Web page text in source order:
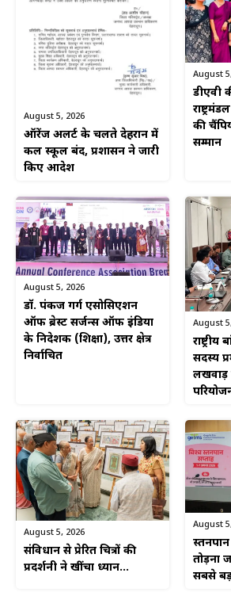
August 5, 2026
ऑरेंज अलर्ट के चलते देहरादून में
कल स्कूल बंद, प्रशासन ने जारी
किए आदेश
August
डीएवी
की
सम्मान
August 5, 2026
डॉ. पंकज गर्ग एसोसिएशन
ऑफ ब्रेस्ट सर्जन्स ऑफ इंडिया
के निदेशक (शिक्षा), उत्तर क्षेत्र
निर्वाचित
August
सदस्य
लखवाड़
August 5, 2026
संविधान से प्रेरित चित्रों की
प्रदर्शनी ने खींचा ध्यान…
August
तोड़ना
सबसे